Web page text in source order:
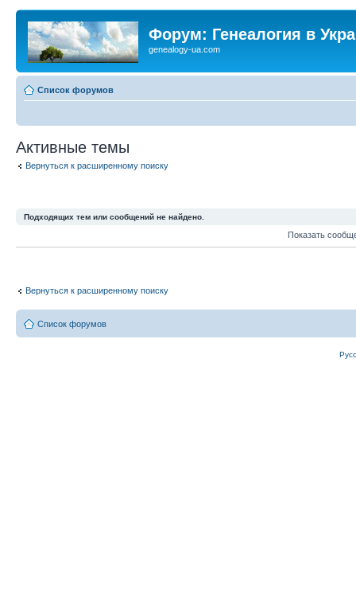
Форум: Генеалогия в
genealogy-ua.com
Список форумов
Активные темы
Вернуться к расширенному поиску
Подходящих тем или сообщений не найдено.
Показать
Вернуться к расширенному поиску
Список форумов